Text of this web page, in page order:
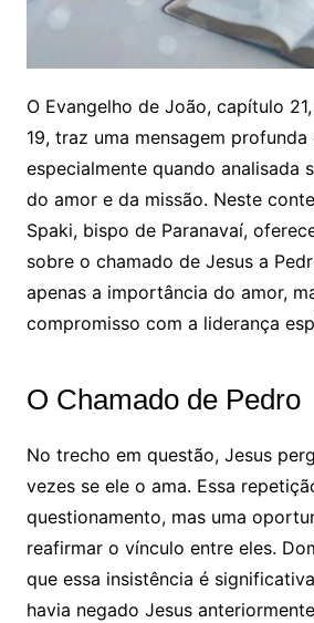
O Evangelho de João, capítulo
19, traz uma mensagem
especialmente quando analisada
do amor e da missão. Neste
Spaki, bispo de Paranavaí,
sobre o chamado de Jesus a
apenas a importância do amor,
compromisso com a liderança
O Chamado de Pedro
No trecho em questão, Jesus
vezes se ele o ama. Essa
questionamento, mas uma
reafirmar o vínculo entre eles.
que essa insistência é
havia negado Jesus